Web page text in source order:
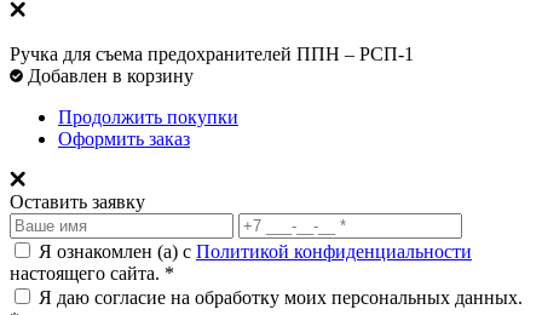
Ручка для съема предохранителей ППН – РСП-1
Добавлен в корзину
Продолжить покупки
Оформить заказ
Оставить заявку
Я ознакомлен (а) с Политикой конфиденциальности
настоящего сайта. *
Я даю согласие на обработку моих персональных данных.